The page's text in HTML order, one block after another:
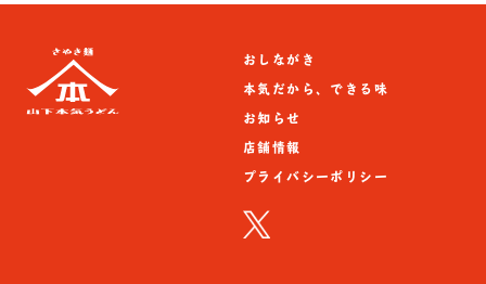
おしながき
本気だから、できる味
お知らせ
店舗情報
プライバシーポリシー